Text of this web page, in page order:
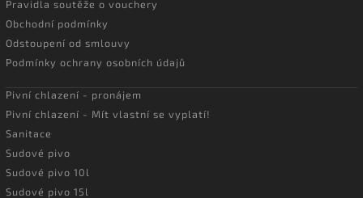
Pravidla soutěže o vouchery
Obchodní podmínky
Odstoupení od smlouvy
Podmínky ochrany osobních údajů
Pivní chlazení - pronájem
Pivní chlazení - Mít vlastní se vyplatí!
Sanitace
Sudové pivo
Sudové pivo 10l
Sudové pivo 15l